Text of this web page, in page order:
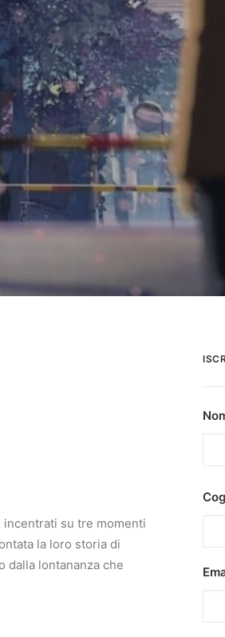
su tre momenti
la loro storia di
dalla lontananza che